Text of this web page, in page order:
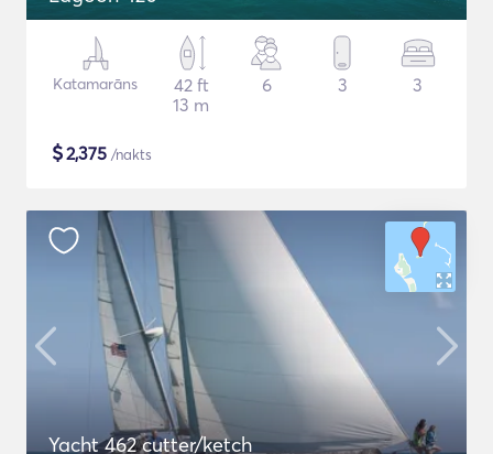
Katamarāns
42 ft
13 m
6 3 3
$2,375 /nakts
Yacht 462 cutter/ketch